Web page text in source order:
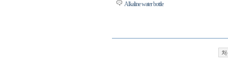
Alkaline water bottle
처